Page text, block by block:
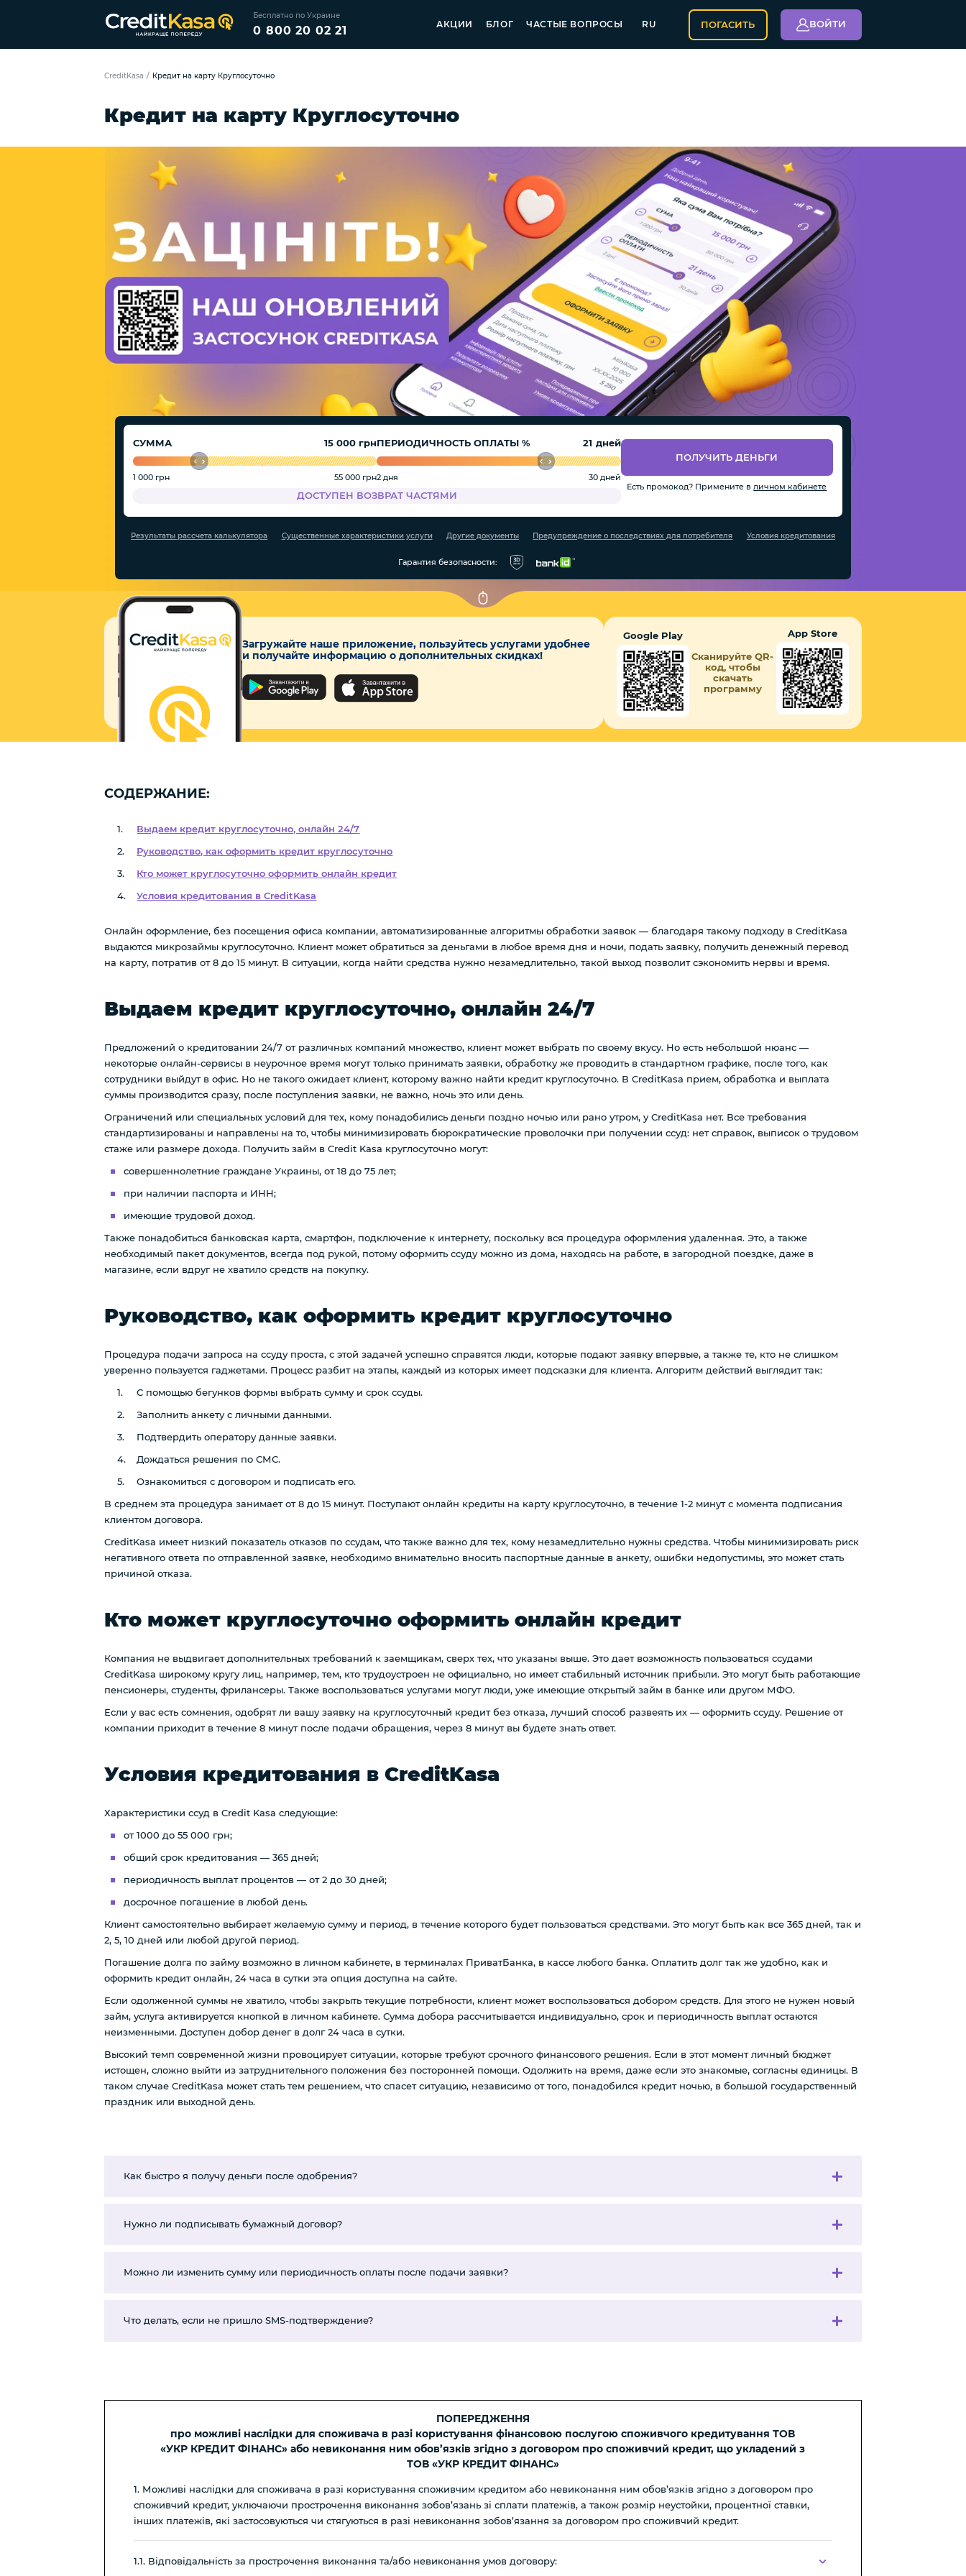
Бесплатно по Украине
0 800 20 02 21 АКЦИИ БЛОГ ЧАСТЫЕ ВОПРОСЫ RU ПОГАСИТЬ ВОЙТИ
CreditKasa / Кредит на карту Круглосуточно
Кредит на карту Круглосуточно
СУММА грн
1 000 грн 55 000 грн
ПЕРИОДИЧНОСТЬ ОПЛАТЫ % дней
2 дня 30 дней
ДОСТУПЕН ВОЗВРАТ ЧАСТЯМИ
ПОЛУЧИТЬ ДЕНЬГИ
Есть промокод? Примените вличном кабинете
Результаты рассчета калькулятора Существенные характеристики услуги Другие документы Предупреждение о последствиях для потребителя Условия кредитования
Гарантия безопасности:
Загружайте наше приложение, пользуйтесь услугами удобнее
и получайте информацию о дополнительных скидках!
Google Play
Сканируйте QR-
код, чтобы
скачать
программу
App Store
СОДЕРЖАНИЕ:
Выдаем кредит круглосуточно, онлайн 24/7
Руководство, как оформить кредит круглосуточно
Кто может круглосуточно оформить онлайн кредит
Условия кредитования в CreditKasa
Онлайн оформление, без посещения офиса компании, автоматизированные алгоритмы обработки заявок — благодаря такому подходу в CreditKasa
выдаются микрозаймы круглосуточно. Клиент может обратиться за деньгами в любое время дня и ночи, подать заявку, получить денежный перевод
на карту, потратив от 8 до 15 минут. В ситуации, когда найти средства нужно незамедлительно, такой выход позволит сэкономить нервы и время.
Выдаем кредит круглосуточно, онлайн 24/7
Предложений о кредитовании 24/7 от различных компаний множество, клиент может выбрать по своему вкусу. Но есть небольшой нюанс —
некоторые онлайн-сервисы в неурочное время могут только принимать заявки, обработку же проводить в стандартном графике, после того, как
сотрудники выйдут в офис. Но не такого ожидает клиент, которому важно найти кредит круглосуточно. В CreditKasa прием, обработка и выплата
суммы производится сразу, после поступления заявки, не важно, ночь это или день.
Ограничений или специальных условий для тех, кому понадобились деньги поздно ночью или рано утром, у CreditKasa нет. Все требования
стандартизированы и направлены на то, чтобы минимизировать бюрократические проволочки при получении ссуд: нет справок, выписок о трудовом
стаже или размере дохода. Получить займ в Credit Kasa круглосуточно могут:
совершеннолетние граждане Украины, от 18 до 75 лет;
при наличии паспорта и ИНН;
имеющие трудовой доход.
Также понадобиться банковская карта, смартфон, подключение к интернету, поскольку вся процедура оформления удаленная. Это, а также
необходимый пакет документов, всегда под рукой, потому оформить ссуду можно из дома, находясь на работе, в загородной поездке, даже в
магазине, если вдруг не хватило средств на покупку.
Руководство, как оформить кредит круглосуточно
Процедура подачи запроса на ссуду проста, с этой задачей успешно справятся люди, которые подают заявку впервые, а также те, кто не слишком
уверенно пользуется гаджетами. Процесс разбит на этапы, каждый из которых имеет подсказки для клиента. Алгоритм действий выглядит так:
С помощью бегунков формы выбрать сумму и срок ссуды.
Заполнить анкету с личными данными.
Подтвердить оператору данные заявки.
Дождаться решения по СМС.
Ознакомиться с договором и подписать его.
В среднем эта процедура занимает от 8 до 15 минут. Поступают онлайн кредиты на карту круглосуточно, в течение 1-2 минут с момента подписания
клиентом договора.
CreditKasa имеет низкий показатель отказов по ссудам, что также важно для тех, кому незамедлительно нужны средства. Чтобы минимизировать риск
негативного ответа по отправленной заявке, необходимо внимательно вносить паспортные данные в анкету, ошибки недопустимы, это может стать
причиной отказа.
Кто может круглосуточно оформить онлайн кредит
Компания не выдвигает дополнительных требований к заемщикам, сверх тех, что указаны выше. Это дает возможность пользоваться ссудами
CreditKasa широкому кругу лиц, например, тем, кто трудоустроен не официально, но имеет стабильный источник прибыли. Это могут быть работающие
пенсионеры, студенты, фрилансеры. Также воспользоваться услугами могут люди, уже имеющие открытый займ в банке или другом МФО.
Если у вас есть сомнения, одобрят ли вашу заявку на круглосуточный кредит без отказа, лучший способ развеять их — оформить ссуду. Решение от
компании приходит в течение 8 минут после подачи обращения, через 8 минут вы будете знать ответ.
Условия кредитования в CreditKasa
Характеристики ссуд в Credit Kasa следующие:
от 1000 до 55 000 грн;
общий срок кредитования — 365 дней;
периодичность выплат процентов — от 2 до 30 дней;
досрочное погашение в любой день.
Клиент самостоятельно выбирает желаемую сумму и период, в течение которого будет пользоваться средствами. Это могут быть как все 365 дней, так и
2, 5, 10 дней или любой другой период.
Погашение долга по займу возможно в личном кабинете, в терминалах ПриватБанка, в кассе любого банка. Оплатить долг так же удобно, как и
оформить кредит онлайн, 24 часа в сутки эта опция доступна на сайте.
Если одолженной суммы не хватило, чтобы закрыть текущие потребности, клиент может воспользоваться добором средств. Для этого не нужен новый
займ, услуга активируется кнопкой в личном кабинете. Сумма добора рассчитывается индивидуально, срок и периодичность выплат остаются
неизменными. Доступен добор денег в долг 24 часа в сутки.
Высокий темп современной жизни провоцирует ситуации, которые требуют срочного финансового решения. Если в этот момент личный бюджет
истощен, сложно выйти из затруднительного положения без посторонней помощи. Одолжить на время, даже если это знакомые, согласны единицы. В
таком случае CreditKasa может стать тем решением, что спасет ситуацию, независимо от того, понадобился кредит ночью, в большой государственный
праздник или выходной день.
Как быстро я получу деньги после одобрения?
Нужно ли подписывать бумажный договор?
Можно ли изменить сумму или периодичность оплаты после подачи заявки?
Что делать, если не пришло SMS-подтверждение?
ПОПЕРЕДЖЕННЯ
про можливі наслідки для споживача в разі користування фінансовою послугою споживчого кредитування ТОВ
«УКР КРЕДИТ ФІНАНС» або невиконання ним обов’язків згідно з договором про споживчий кредит, що укладений з
ТОВ «УКР КРЕДИТ ФІНАНС»
1. Можливі наслідки для споживача в разі користування споживчим кредитом або невиконання ним обов’язків згідно з договором про
споживчий кредит, уключаючи прострочення виконання зобов’язань зі сплати платежів, а також розмір неустойки, процентної ставки,
інших платежів, які застосовуються чи стягуються в разі невиконання зобов’язання за договором про споживчий кредит.
1.1. Відповідальність за прострочення виконання та/або невиконання умов договору: